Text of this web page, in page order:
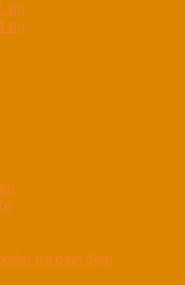
trụ
trụ
tra bình điện